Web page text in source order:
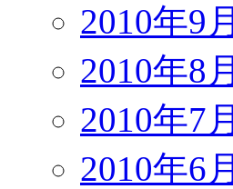
2010年9月
2010年8月
2010年7月
2010年6月